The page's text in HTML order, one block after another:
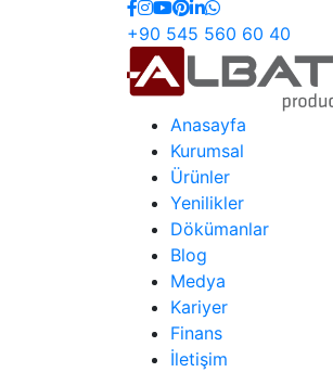
+90 545 560 60 40
Anasayfa
Kurumsal
Ürünler
Yenilikler
Dökümanlar
Blog
Medya
Kariyer
Finans
İletişim